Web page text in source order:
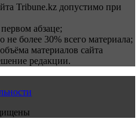
Tribune.kz допустимо при
абзаце;
более 30% всего материала;
материалов сайта
редакции.